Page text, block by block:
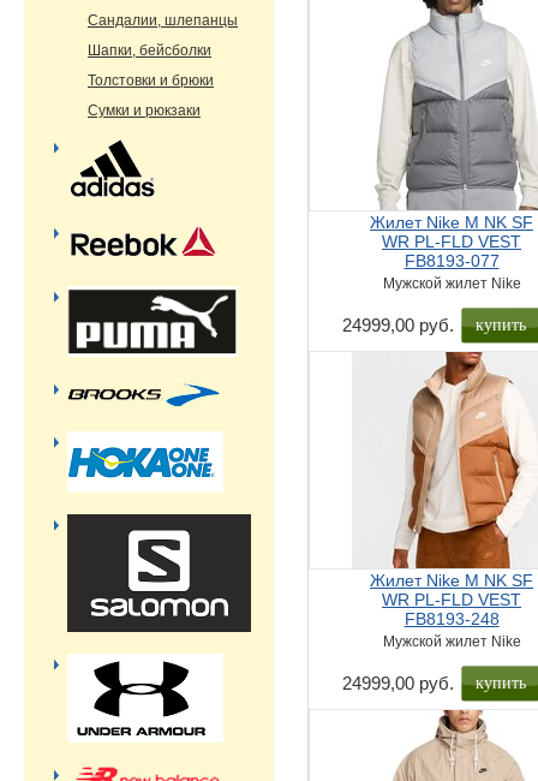
Жилет Nike M NK SF
WR PL-FLD VEST
FB8193-077
Мужской жилет Nike
24999,00 руб. купить
Жилет Nike M NK SF
WR PL-FLD VEST
FB8193-248
Мужской жилет Nike
24999,00 руб. купить
Сандалии, шлепанцы
Шапки, бейсболки
Толстовки и брюки
Сумки и рюкзаки